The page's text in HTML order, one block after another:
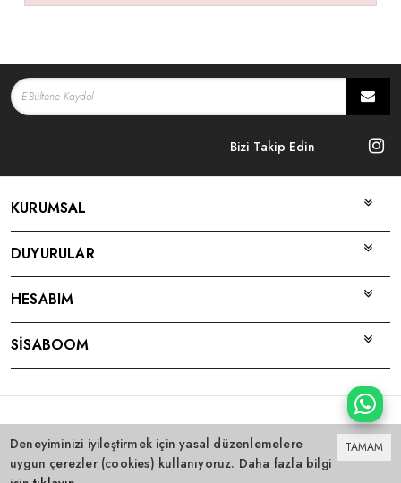
Bizi Takip Edin
KURUMSAL
DUYURULAR
HESABIM
SİSABOOM
ile hazırlanmıştır.
TAMAM
Deneyiminizi iyileştirmek için yasal düzenlemelere
uygun çerezler (cookies) kullanıyoruz. Daha fazla bilgi